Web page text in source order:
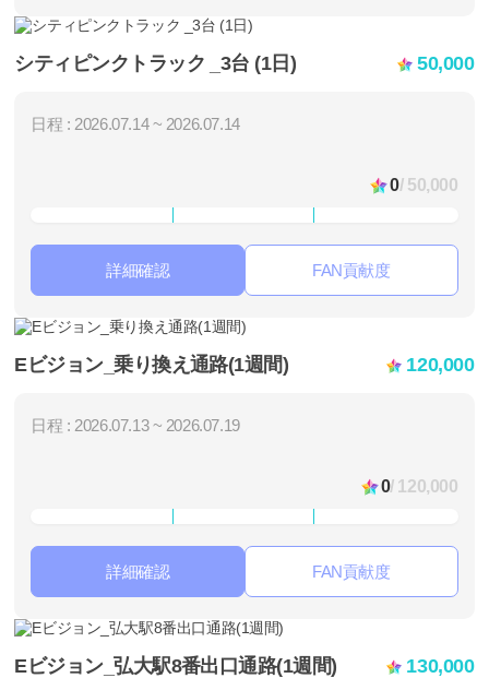
シティピンクトラック _3台 (1日) 50,000
日程 : 2026.07.14 ~ 2026.07.14
0/ 50,000
詳細確認 FAN貢献度
Eビジョン_乗り換え通路(1週間) 120,000
日程 : 2026.07.13 ~ 2026.07.19
0/ 120,000
詳細確認 FAN貢献度
Eビジョン_弘大駅8番出口通路(1週間) 130,000